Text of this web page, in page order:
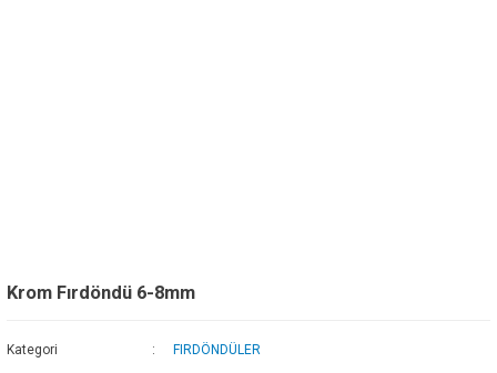
Krom Fırdöndü 6-8mm
Kategori FIRDÖNDÜLER